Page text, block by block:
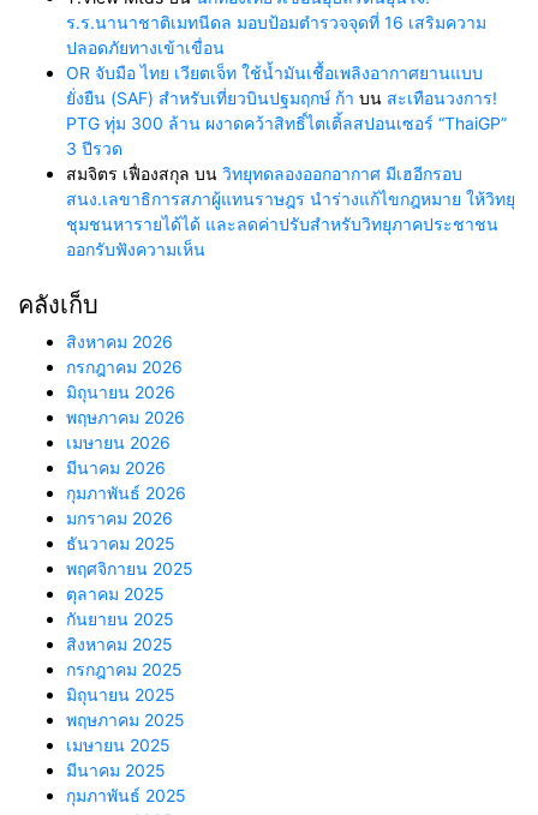
ร.ร.นานาชาติเมทนีดล มอบป้อมตำรวจจุดที่ 16 เสริมความ
ปลอดภัยทางเข้าเขื่อน
OR จับมือ ไทย เวียตเจ็ท ใช้น้ำมันเชื้อเพลิงอากาศยานแบบ
ยั่งยืน (SAF) สำหรับเที่ยวบินปฐมฤกษ์ ก้า บน สะเทือนวงการ!
PTG ทุ่ม 300 ล้าน ผงาดคว้าสิทธิ์ไตเติ้ลสปอนเซอร์ “ThaiGP”
3 ปีรวด
สมจิตร เฟื่องสกุล บน วิทยุทดลองออกอากาศ มีเฮอีกรอบ
สนง.เลขาธิการสภาผู้แทนราษฎร นำร่างแก้ไขกฎหมาย ให้วิทยุ
ชุมชนหารายได้ได้ และลดค่าปรับสำหรับวิทยุภาคประชาชน
ออกรับฟังความเห็น
คลังเก็บ
สิงหาคม 2026
กรกฎาคม 2026
มิถุนายน 2026
พฤษภาคม 2026
เมษายน 2026
มีนาคม 2026
กุมภาพันธ์ 2026
มกราคม 2026
ธันวาคม 2025
พฤศจิกายน 2025
ตุลาคม 2025
กันยายน 2025
สิงหาคม 2025
กรกฎาคม 2025
มิถุนายน 2025
พฤษภาคม 2025
เมษายน 2025
มีนาคม 2025
กุมภาพันธ์ 2025